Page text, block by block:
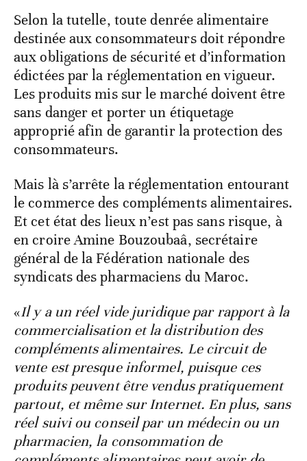
Selon la tutelle, toute denrée alimentaire
destinée aux consommateurs doit répondre
aux obligations de sécurité et d’information
édictées par la réglementation en vigueur.
Les produits mis sur le marché doivent être
sans danger et porter un étiquetage
approprié afin de garantir la protection des
consommateurs.
Mais là s’arrête la réglementation entourant
le commerce des compléments alimentaires.
Et cet état des lieux n’est pas sans risque, à
en croire Amine Bouzoubaâ, secrétaire
général de la Fédération nationale des
syndicats des pharmaciens du Maroc.
«Il y a un réel vide juridique par rapport à la
commercialisation et la distribution des
compléments alimentaires. Le circuit de
vente est presque informel, puisque ces
produits peuvent être vendus pratiquement
partout, et même sur Internet. En plus, sans
réel suivi ou conseil par un médecin ou un
pharmacien, la consommation de